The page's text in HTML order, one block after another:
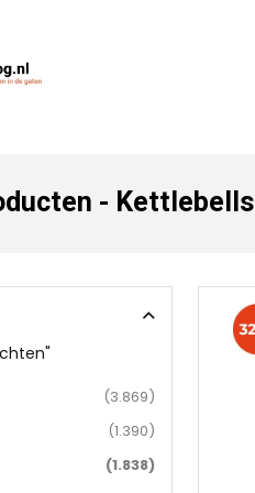
- Kettlebells
(3.869)
(1.390)
(1.838)